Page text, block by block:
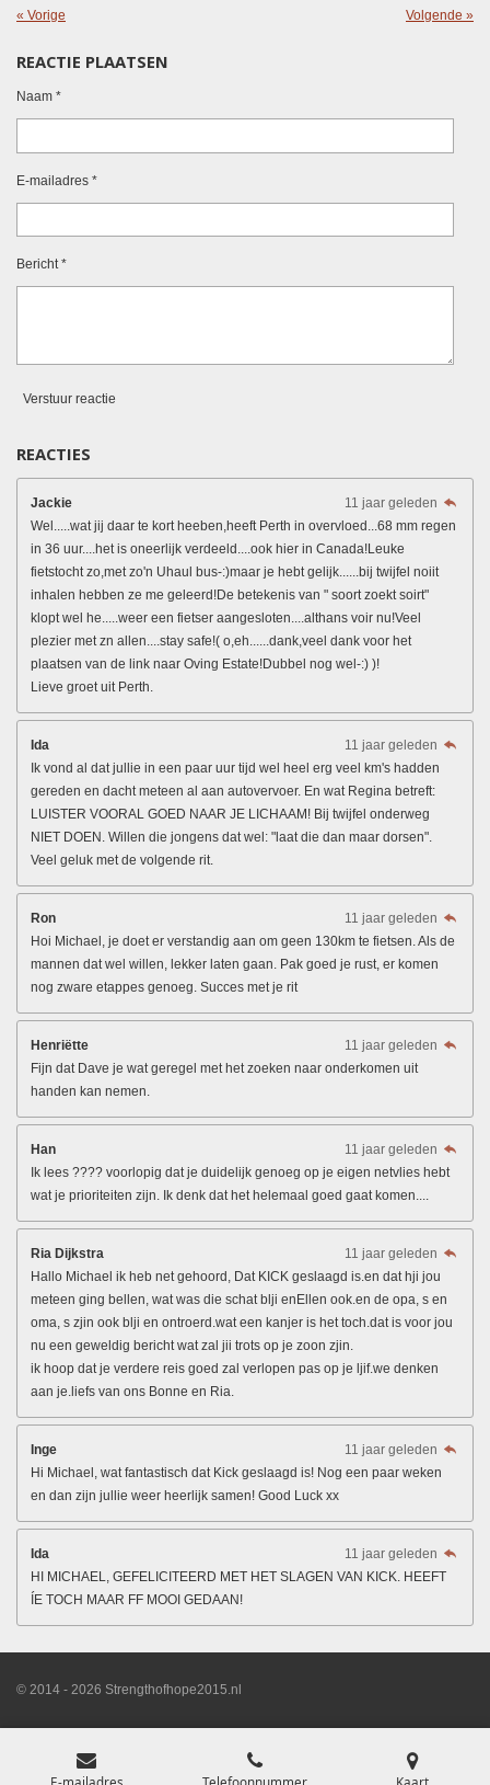
« Vorige Volgende »
REACTIE PLAATSEN
Naam *
E-mailadres *
Bericht *
Verstuur reactie
REACTIES
Jackie
11 jaar geleden
Wel.....wat jij daar te kort heeben,heeft Perth in overvloed...68 mm regen
in 36 uur....het is oneerlijk verdeeld....ook hier in Canada!Leuke
fietstocht zo,met zo'n Uhaul bus-:)maar je hebt gelijk......bij twijfel noiit
inhalen hebben ze me geleerd!De betekenis van " soort zoekt soirt"
klopt wel he.....weer een fietser aangesloten....althans voir nu!Veel
plezier met zn allen....stay safe!( o,eh......dank,veel dank voor het
plaatsen van de link naar Oving Estate!Dubbel nog wel-:) )!
Lieve groet uit Perth.
Ida
11 jaar geleden
Ik vond al dat jullie in een paar uur tijd wel heel erg veel km's hadden
gereden en dacht meteen al aan autovervoer. En wat Regina betreft:
LUISTER VOORAL GOED NAAR JE LICHAAM! Bij twijfel onderweg
NIET DOEN. Willen die jongens dat wel: "laat die dan maar dorsen".
Veel geluk met de volgende rit.
Ron
11 jaar geleden
Hoi Michael, je doet er verstandig aan om geen 130km te fietsen. Als de
mannen dat wel willen, lekker laten gaan. Pak goed je rust, er komen
nog zware etappes genoeg. Succes met je rit
Henriëtte
11 jaar geleden
Fijn dat Dave je wat geregel met het zoeken naar onderkomen uit
handen kan nemen.
Han
11 jaar geleden
Ik lees ???? voorlopig dat je duidelijk genoeg op je eigen netvlies hebt
wat je prioriteiten zijn. Ik denk dat het helemaal goed gaat komen....
Ria Dijkstra
11 jaar geleden
Hallo Michael ik heb net gehoord, Dat KICK geslaagd is.en dat hji jou
meteen ging bellen, wat was die schat blji enEllen ook.en de opa, s en
oma, s zjin ook blji en ontroerd.wat een kanjer is het toch.dat is voor jou
nu een geweldig bericht wat zal jii trots op je zoon zjin.
ik hoop dat je verdere reis goed zal verlopen pas op je ljif.we denken
aan je.liefs van ons Bonne en Ria.
Inge
11 jaar geleden
Hi Michael, wat fantastisch dat Kick geslaagd is! Nog een paar weken
en dan zijn jullie weer heerlijk samen! Good Luck xx
Ida
11 jaar geleden
HI MICHAEL, GEFELICITEERD MET HET SLAGEN VAN KICK. HEEFT
ÍE TOCH MAAR FF MOOI GEDAAN!
© 2014 - 2026 Strengthofhope2015.nl